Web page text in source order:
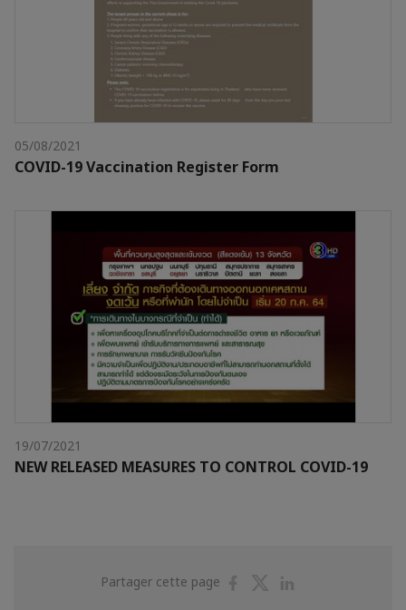
05/08/2021
COVID-19 Vaccination Register Form
19/07/2021
NEW RELEASED MEASURES TO CONTROL COVID-19
Partager cette page
PartagerPartager